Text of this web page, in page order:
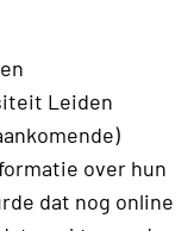
Leiden
over hun
dat nog online